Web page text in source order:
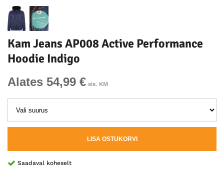
Kam Jeans AP008 Active Performance
Hoodie Indigo
Alates 54,99 € sis. KM
LISA OSTUKORVI
Saadaval koheselt